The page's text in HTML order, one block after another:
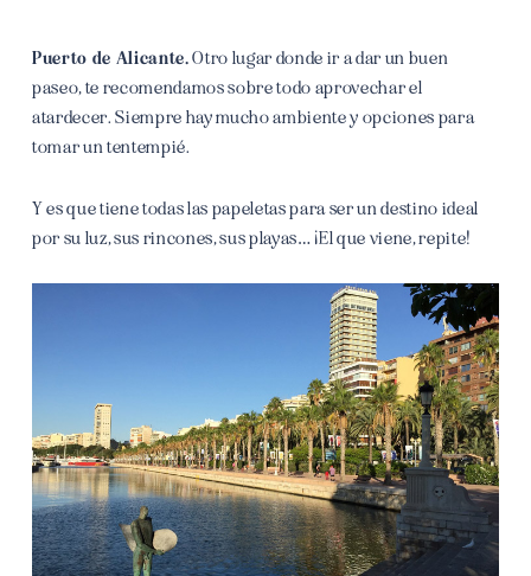
Puerto de Alicante.Otro lugar donde ir a dar un buen
paseo, te recomendamos sobre todo aprovechar el
atardecer. Siempre hay mucho ambiente y opciones para
tomar un tentempié.
Y es que tiene todas las papeletas para ser un destino ideal
por su luz, sus rincones, sus playas… ¡El que viene, repite!